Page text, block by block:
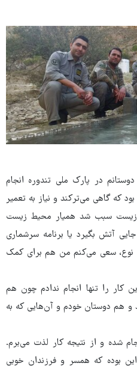
در پارک ملی تندوره انجام
که گاهی می‌ترکند و نیاز به تعمیر
زیست سبب شد همیار محیط زیست
آتش بگیرد یا برنامه سرشماری
نوع، سعی می‌کنم من هم برای کمک
کار را تنها انجام ندادم چون هم
و هم دوستان خودم و آن‌هایی که به
شده و از نتیجه کار لذت می‌برم.
بوده که همسر و فرزندان خوبی